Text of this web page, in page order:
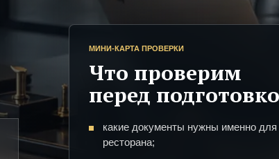
МИНИ-КАРТА ПРОВЕРКИ
Что проверим
перед
какие документы нужны именно для
ресторана;